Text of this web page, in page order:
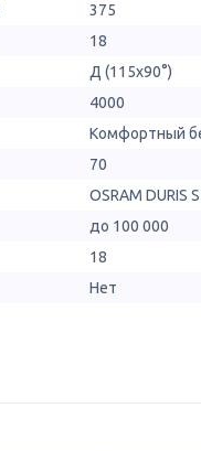
375
18
Д (115х90°)
4000
Комфортный
70
OSRAM DURIS
до 100 000
18
Нет